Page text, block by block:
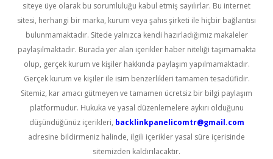
siteye üye olarak bu sorumluluğu kabul etmiş sayılırlar. Bu internet
sitesi, herhangi bir marka, kurum veya şahıs şirketi ile hiçbir bağlantısı
bulunmamaktadır. Sitede yalnızca kendi hazırladığımız makaleler
paylaşılmaktadır. Burada yer alan içerikler haber niteliği taşımamakta
olup, gerçek kurum ve kişiler hakkında paylaşım yapılmamaktadır.
Gerçek kurum ve kişiler ile isim benzerlikleri tamamen tesadüfidir.
Sitemiz, kar amacı gütmeyen ve tamamen ücretsiz bir bilgi paylaşım
platformudur. Hukuka ve yasal düzenlemelere aykırı olduğunu
düşündüğünüz içerikleri, backlinkpanelicomtr@gmail.com
adresine bildirmeniz halinde, ilgili içerikler yasal süre içerisinde
sitemizden kaldırılacaktır.